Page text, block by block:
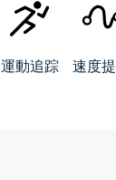
運動追踪 速度